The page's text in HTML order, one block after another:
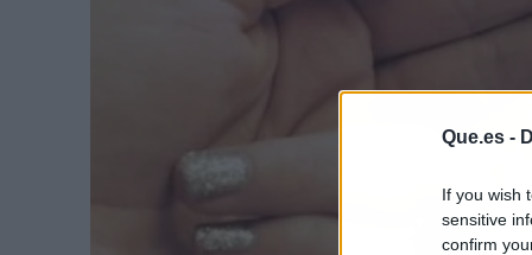
Que.es -
If you wish
sensitive
confirm